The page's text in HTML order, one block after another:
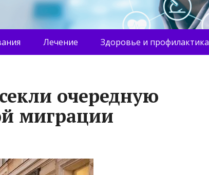
Лечение Здоровье и профилактика
очередную
миграции